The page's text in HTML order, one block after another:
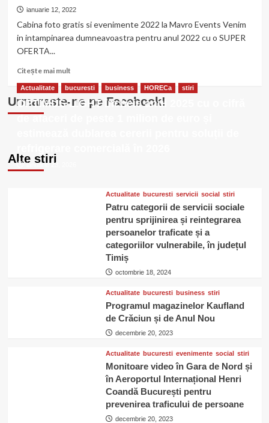
Martie
la
Mavro
ianuarie 12, 2022
Cabina foto gratis si evenimente 2022 la Mavro Events Venim
in intampinarea dumneavoastra pentru anul 2022 cu o SUPER
OFERTA...
Citește mai multCitește
multe
despre
Urmareste-ne pe Facebook!
Alte stiri
Actualitate bucuresti business HORECa stiri
OPTIMUS LIGHT încheie anul 2025 cu o cifră
de afaceri de peste 1 milion de euro și
ianuarie 23, 2026
Actualitate bucuresti servicii social stiri
Patru categorii de servicii sociale
pentru sprijinirea și reintegrarea
persoanelor traficate și a
categoriilor vulnerabile, în județul
Timiș
octombrie 18, 2024
Actualitate bucuresti business stiri
Programul magazinelor Kaufland
de Crăciun și de Anul Nou
decembrie 20, 2023
Actualitate bucuresti evenimente social stiri
Monitoare video în Gara de Nord și
în Aeroportul Internațional Henri
Coandă București pentru
prevenirea traficului de persoane
decembrie 20, 2023